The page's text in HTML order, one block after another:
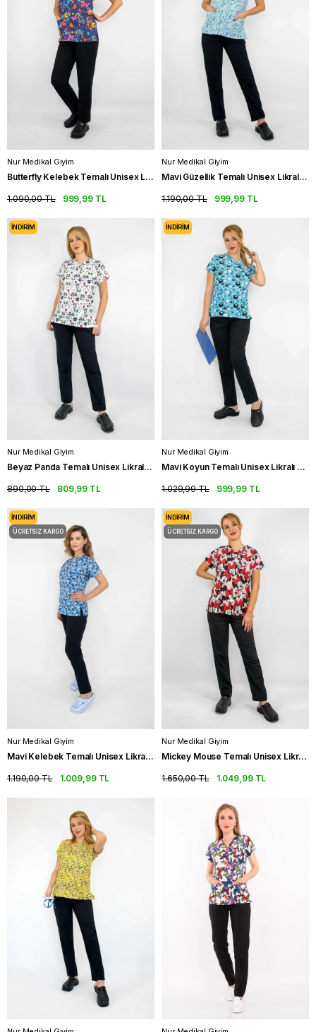
Nur Medikal Giyim
Butterfly Kelebek Temalı Unisex Likralı Hemşire Üniforma Takım Scrubs
999,99 TL
1.090,00 TL
Nur Medikal Giyim
Mavi Güzellik Temalı Unisex Likralı Hemşire Üniforma Takım Scrubs
999,99 TL
1.190,00 TL
Nur Medikal Giyim
Beyaz Panda Temalı Unisex Likralı Hemşire Üniforma Takım Scrubs
809,99 TL
890,00 TL
İNDIRIM
Nur Medikal Giyim
Mavi Koyun Temalı Unisex Likralı Hemşire Üniforma Takım Doktor Scrubs
999,99 TL
1.029,99 TL
İNDIRIM
Nur Medikal Giyim
Mavi Kelebek Temalı Unisex Likralı Hemşire Üniforma Takım Scrubs
1.009,99 TL
1.190,00 TL
İNDIRIM
ÜCRETSIZ KARGO
Nur Medikal Giyim
Mickey Mouse Temalı Unisex Likralı Hemşire Üniforma Takım Doktor Scrubs
1.049,99 TL
1.650,00 TL
İNDIRIM
ÜCRETSIZ KARGO